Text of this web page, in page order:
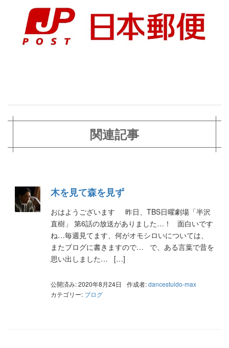
関連記事
木を見て森を見ず
おはようございます 昨日、TBS日曜劇場「半沢
直樹」 第6話の放送がありました…！ 面白いです
ね…毎週見てます、何がオモシロいについては、
またブログに書きますので… で、ある言葉で昔を
思い出しました… […]
公開済み: 2020年8月24日 作成者:dancestuido-max
カテゴリー: ブログ